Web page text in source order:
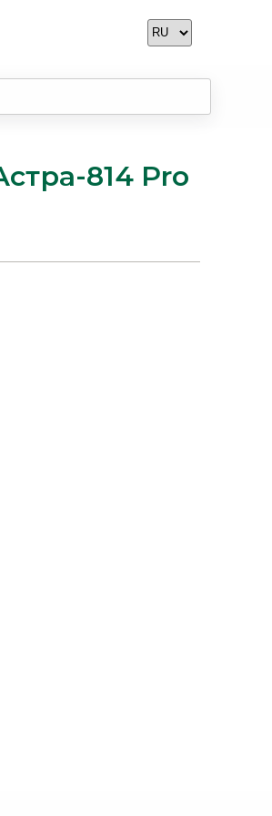
814 Pro